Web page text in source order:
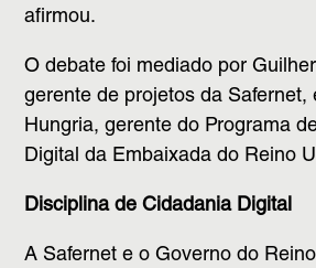
afirmou.
O debate foi mediado por
gerente de projetos da Safernet,
Hungria, gerente do Programa
Digital da Embaixada do Reino
Disciplina de Cidadania Digital
A Safernet e o Governo do